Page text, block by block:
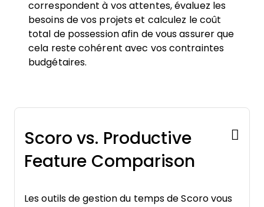
correspondent à vos attentes, évaluez les
besoins de vos projets et calculez le coût
total de possession afin de vous assurer que
cela reste cohérent avec vos contraintes
budgétaires.
Scoro vs. Productive
Feature Comparison
Les outils de gestion du temps de Scoro vous